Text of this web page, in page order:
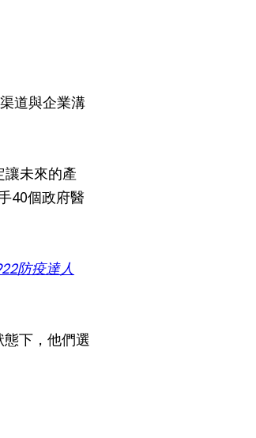
道與企業溝
讓未來的產
40個政府醫
防疫達人
下，他們選